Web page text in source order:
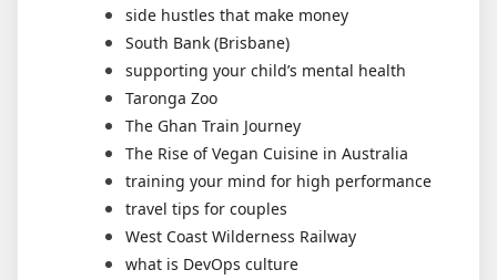
side hustles that make money
South Bank (Brisbane)
supporting your child’s mental health
Taronga Zoo
The Ghan Train Journey
The Rise of Vegan Cuisine in Australia
training your mind for high performance
travel tips for couples
West Coast Wilderness Railway
what is DevOps culture